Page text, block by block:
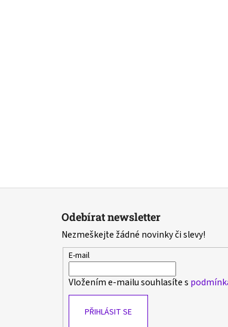
Odebírat newsletter
Nezmeškejte žádné novinky či slevy!
E-mail
Vložením e-mailu souhlasíte s
PŘIHLÁSIT SE